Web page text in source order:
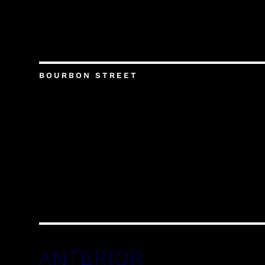
BOURBON STREET
ANTERIOR